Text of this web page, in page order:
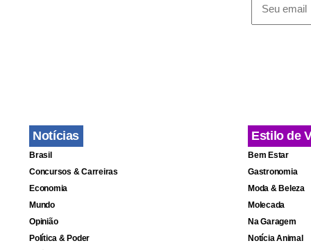
Notícias
Brasil
Concursos & Carreiras
Economia
Mundo
Opinião
Política & Poder
Estilo de
Bem Estar
Gastronomia
Moda & Beleza
Molecada
Na Garagem
Notícia Animal